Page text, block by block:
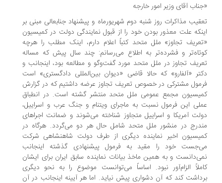
آقای وزیر امور خارجه
مذاکرات روز شنبه دوم شهریورماه و پیشنهاد جنابعالی مبنی بر
علت معذور بودن خود را از قبول نمایندگی دولت در کمیسیون
تجاوز» ملل متحد کتباً اعلام دارم، اینک مطلب را هرچه
و فشرده‌تر به اطلاع می‌رسانم: چند سال پیش که مساله
تجاوز در ملل متحد مورد گفت‌وگو و مطالعه بود، اینجانب و
«آلفارو» که حالا قاضی «دیوان بین‌المللی دادگستری» است
مشترکی در خصوص تعریف تجاوز عرضه داشتیم که در گزارش
مجمع عمومی ملل متحد منتشر گشته است. در انطباق
این فرمول نسبت به ماجرای ویتنام و جنگ عرب و اسراییل،
آمریکا و اسراییل متجاوز شناخته می‌شوند و ضمانت اجراهای
در منشور ملل متحد شامل حال هر دو می‌گردد. هرگاه در
اخیر نماینده دیگری از طرف دولت شاهنشاهی شرکت
خود را مقید به فرمول پیشنهادی گذشته اینجانب
و به همین ماخذ بیانات نماینده سابق ایران برای ایشان
الزام‌آور نبود. اساساً می‌توانست موضوع را به نحو دیگری
کند که آن دشواری پیش نیاید. اما هر آیینه اینجانب در آن